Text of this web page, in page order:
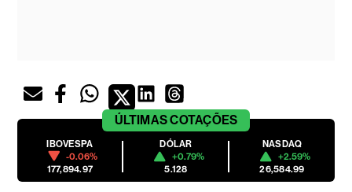
ÚLTIMASCOTAÇÕES
IBOVESPA
-0.06%
177,894.97
DÓLAR
+0.79%
5.128
NASDAQ
+2.59%
26,584.99